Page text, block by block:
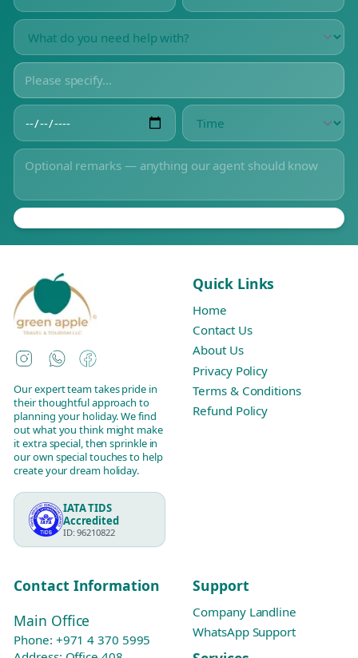
Instagram
WhatsAppFacebook
Our expert team takes pride in
their thoughtful approach to
planning your holiday. We find
out what you think might make
it extra special, then sprinkle in
our own special touches to help
create your dream holiday.
IATA TIDS
Accredited
ID: 96210822
Quick Links
Home
Contact Us
About Us
Privacy Policy
Terms & Conditions
Refund Policy
Contact Information
Main Office
Phone: +971 4 370 5995
Support
Company Landline
WhatsApp Support